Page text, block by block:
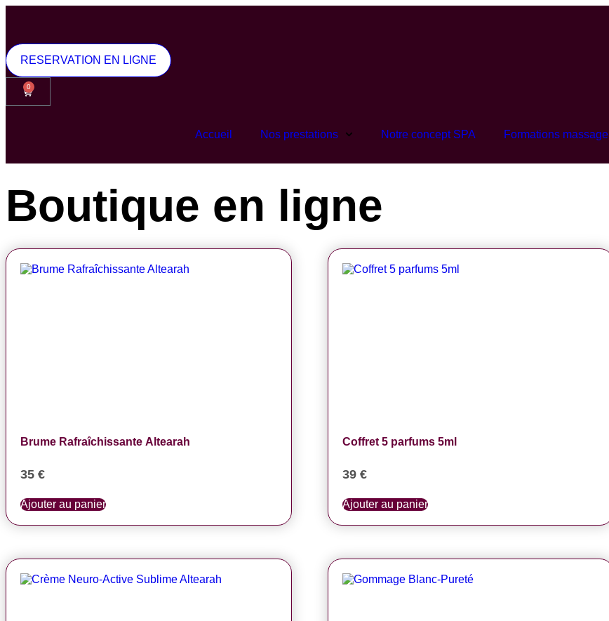
RESERVATION EN LIGNE
0
Accueil Nos prestations Notre concept SPA Formations massage
Boutique en ligne
Brume Rafraîchissante Altearah
35 €
Ajouter au panier
Coffret 5 parfums 5ml
39 €
Ajouter au panier